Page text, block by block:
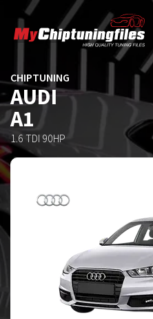
CHIPTUNING
AUDI
A1
1.6 TDI 90HP